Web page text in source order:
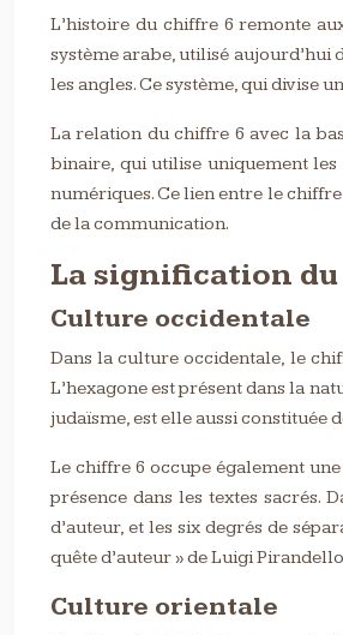
L’histoire du chiffre 6 remonte
système arabe, utilisé aujourd’hui
les angles. Ce système, qui divise
La relation du chiffre 6 avec la
binaire, qui utilise uniquement les
numériques. Ce lien entre le
de la communication.
La signification
Culture occidentale
Dans la culture occidentale, le
L’hexagone est présent dans la
judaïsme, est elle aussi constituée
Le chiffre 6 occupe également
présence dans les textes sacrés.
d’auteur, et les six degrés de
quête d’auteur » de Luigi
Culture orientale